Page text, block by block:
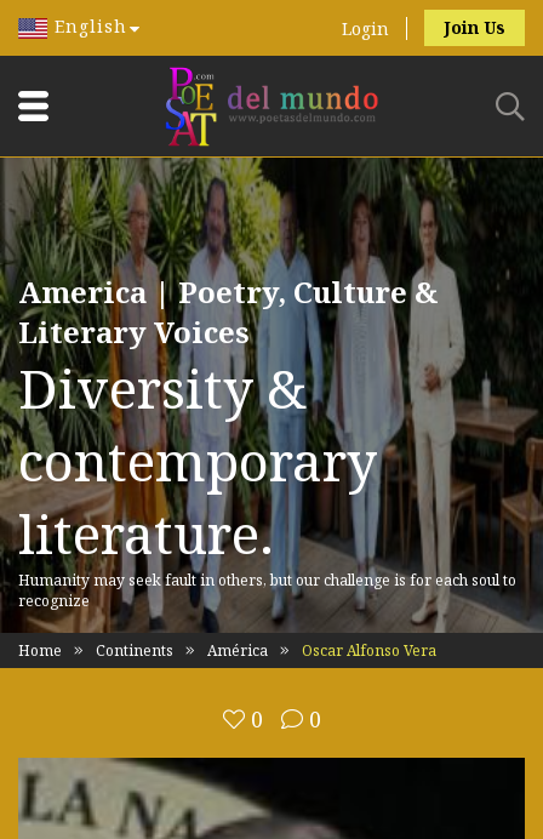
English Login Join Us
America | Poetry, Culture &
Literary Voices
Diversity &
contemporary
literature.
Humanity may seek fault in others, but our challenge is for each soul to
recognize
Home Continents América Oscar Alfonso Vera
0 0